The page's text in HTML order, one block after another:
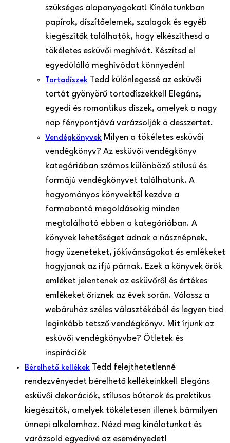
szükséges alapanyagokat! Kínálatunkban
papírok, díszítőelemek, szalagok és egyéb
kiegészítők találhatók, hogy elkészíthesd a
tökéletes esküvői meghívót. Készítsd el
egyedülálló meghívódat könnyedén!
Tortadíszek Tedd különlegessé az esküvői
tortát gyönyörű tortadíszekkel! Elegáns,
egyedi és romantikus díszek, amelyek a nagy
nap fénypontjává varázsolják a desszertet.
Vendégkönyvek Milyen a tökéletes esküvői
vendégkönyv? Az esküvői vendégkönyv
kategóriában számos különböző stílusú és
formájú vendégkönyvet találhatunk. A
hagyományos könyvektől kezdve a
formabontó megoldásokig minden
megtalálható ebben a kategóriában. A
könyvek lehetőséget adnak a násznépnek,
hogy üzeneteket, jókívánságokat és emlékeket
hagyjanak az ifjú párnak. Ezek a könyvek örök
emléket jelentenek az esküvőről és értékes
emlékeket őriznek az évek során. Válassz a
webáruház széles választékából és legyen tied
leginkább tetsző vendégkönyv. Mit írjunk az
esküvői vendégkönyvbe? Ötletek és
inspirációk
Bérelhető kellékek Tedd felejthetetlenné
rendezvényedet bérelhető kellékeinkkel! Elegáns
esküvői dekorációk, stílusos bútorok és praktikus
kiegészítők, amelyek tökéletesen illenek bármilyen
ünnepi alkalomhoz. Nézd meg kínálatunkat és
varázsold egyedivé az eseményedet!